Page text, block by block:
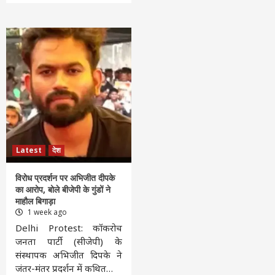
Latest देश
विरोध प्रदर्शन पर अभिजीत दीपके
का आरोप, बोले बीजेपी के गुंडों ने
माहौल बिगाड़ा
1 week ago
Delhi Protest: कॉकरोच
जनता पार्टी (सीजेपी) के
संस्थापक अभिजीत दिपके ने
जंतर-मंतर प्रदर्शन में कथित…